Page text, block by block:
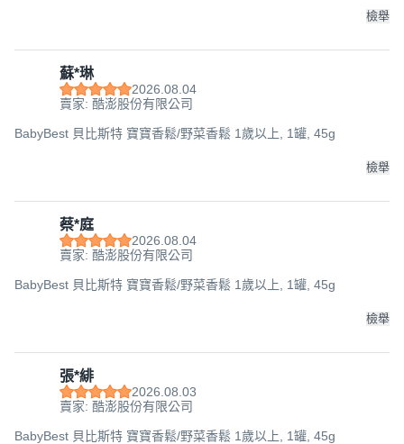
檢舉
蘇*琳
2026.08.04
賣家: 酷澎股份有限公司
BabyBest 貝比斯特 寶寶香鬆/野菜香鬆 1歲以上, 1罐, 45g
檢舉
蔡*庭
2026.08.04
賣家: 酷澎股份有限公司
BabyBest 貝比斯特 寶寶香鬆/野菜香鬆 1歲以上, 1罐, 45g
檢舉
張*緋
2026.08.03
賣家: 酷澎股份有限公司
BabyBest 貝比斯特 寶寶香鬆/野菜香鬆 1歲以上, 1罐, 45g